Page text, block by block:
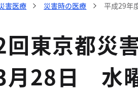
害医療 災害時の医療 平成29年
東京都災
28日 水曜